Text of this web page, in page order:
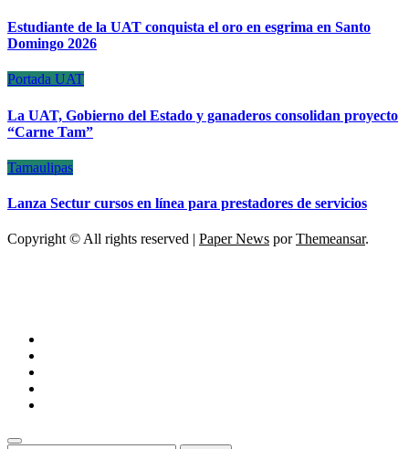
Estudiante de la UAT conquista el oro en esgrima en Santo
Domingo 2026
Portada UAT
La UAT, Gobierno del Estado y ganaderos consolidan proyecto
“Carne Tam”
Tamaulipas
Lanza Sectur cursos en línea para prestadores de servicios
Copyright © All rights reserved | Paper News porThemeansar.